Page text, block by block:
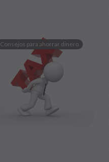
Consejos para ahorrar dinero